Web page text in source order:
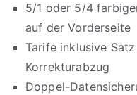
5/1 oder 5/4
auf der Vorderseite
Tarife inklusive
Korrekturabzug
Doppel-